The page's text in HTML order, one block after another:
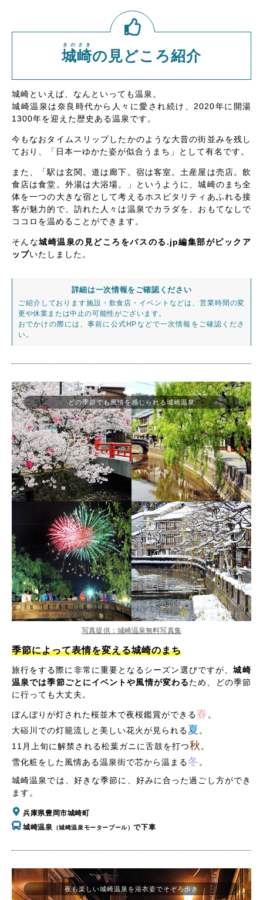
城崎
きのさき
の見どころ紹介
城崎といえば、なんといっても温泉。
城崎温泉は奈良時代から人々に愛され続け、2020年に開湯
1300年を迎えた歴史ある温泉です。
今もなおタイムスリップしたかのような大昔の街並みを残し
ており、「日本一ゆかた姿が似合うまち」として有名です。
また、「駅は玄関。道は廊下。宿は客室。土産屋は売店。飲
食店は食堂。外湯は大浴場。」というように、城崎のまち全
体を一つの大きな宿として考えるホスピタリティあふれる接
客が魅力的で、訪れた人々は温泉でカラダを、おもてなしで
ココロを温めることができます。
そんな城崎温泉の見どころをバスのる.jp編集部がピックア
ップいたしました。
詳細は一次情報をご確認ください
ご紹介しております施設・飲食店・イベントなどは、営業時間の変
更や休業または中止の可能性がございます。
おでかけの際には、事前に公式HPなどで一次情報をご確認くださ
い。
どの季節でも風情を感じられる城崎温泉
写真提供：城崎温泉無料写真集
季節によって表情を変える城崎のまち
旅行をする際に非常に重要となるシーズン選びですが、 城崎
温泉では季節ごとにイベントや風情が変わるため、どの季節
に行っても大丈夫。
ぼんぼりが灯された桜並木で夜桜鑑賞ができる春 。
大硲川での灯籠流しと美しい花火が見られる夏 。
11月上旬に解禁される松葉ガニに舌鼓を打つ秋 。
雪化粧をした風情ある温泉街で芯から温まる冬 。
城崎温泉では、好きな季節に、好みに合った過ごし方ができ
ます。
兵庫県豊岡市城崎町
城崎温泉 （城崎温泉モータープール）で下車
夜も楽しい城崎温泉を浴衣姿でそぞろ歩き